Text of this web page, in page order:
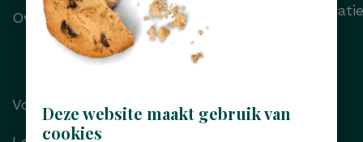
Deze website maakt gebruik van
cookies
Over Transhair
Voor/na foto’s
Wenkbrauwtransplantatie
Alle behandelingen